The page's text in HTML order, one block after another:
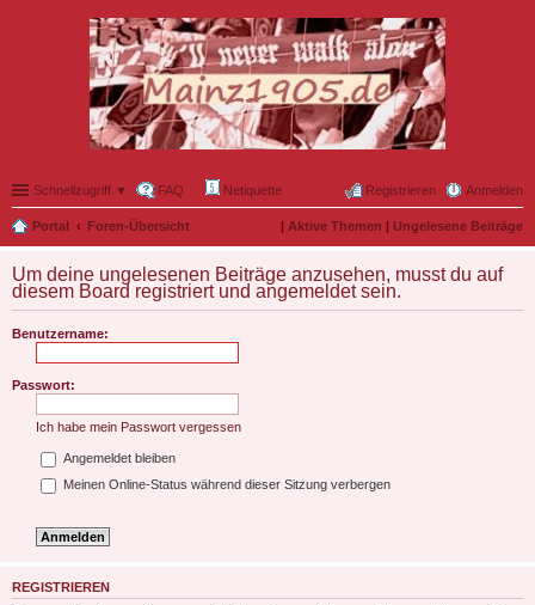
Schnellzugriff ▼ FAQ Netiquette Anmelden
Registrieren
Portal Foren-Übersicht | Aktive Themen | Ungelesene Beiträge
Um deine ungelesenen Beiträge anzusehen, musst du auf
diesem Board registriert und angemeldet sein.
Benutzername:
Passwort:
Ich habe mein Passwort vergessen
Angemeldet bleiben
Meinen Online-Status während dieser Sitzung verbergen
REGISTRIEREN